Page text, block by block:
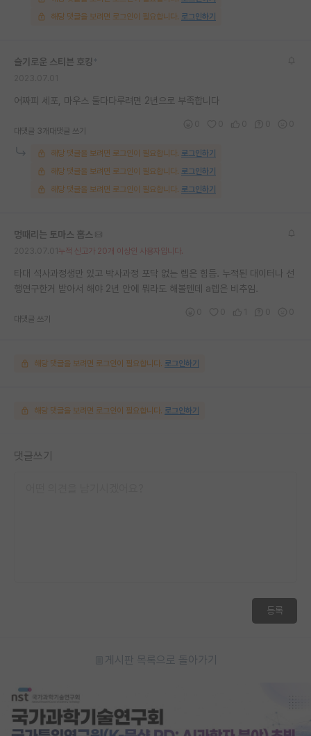
해당 댓글을 보려면 로그인이 필요합니다. 로그인하기
슬기로운 스티븐 호킹
어짜피 세포, 마우스 둘다다루려면 2년으로 부족합니다
대댓글 3개 대댓글 쓰기
해당 댓글을 보려면 로그인이 필요합니다. 로그인하기
해당 댓글을 보려면 로그인이 필요합니다. 로그인하기
해당 댓글을 보려면 로그인이 필요합니다. 로그인하기
멍때리는 토마스 홉스
누적 신고가 20개 이상인 사용자입니다.
타대 석사과정생만 있고 박사과정 포닥 없는 렙은 힘듬. 누적된 대이터나 선
행연구한거 받아서 해야 2년 안에 뭐라도 해볼텐데 a렙은 비추임.
대댓글 쓰기
해당 댓글을 보려면 로그인이 필요합니다. 로그인하기
해당 댓글을 보려면 로그인이 필요합니다. 로그인하기
댓글쓰기
등록
게시판 목록으로 돌아가기